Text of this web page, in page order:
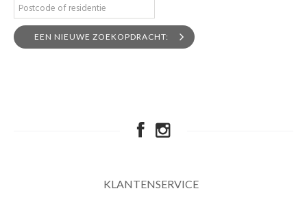
EEN NIEUWE ZOEKOPDRACHT:
KLANTENSERVICE